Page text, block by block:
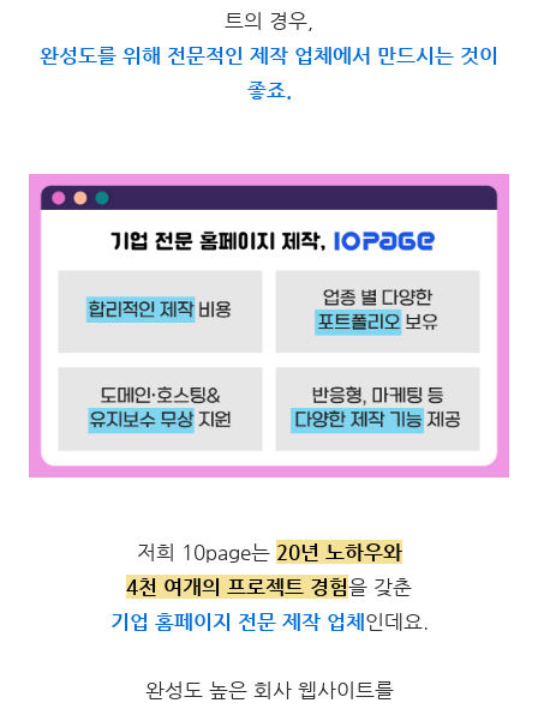
트의 경우,
완성도를 위해 전문적인 제작 업체에서 만드시는 것이
좋죠.
저희 10page는 20년 노하우와
4천 여개의 프로젝트 경험을 갖춘
기업 홈페이지 전문 제작 업체 인데요.
완성도 높은 회사 웹사이트를